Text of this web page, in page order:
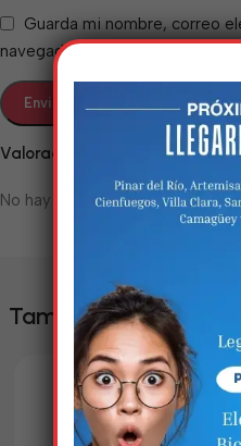
Valoraciones
No hay valoraciones aún.
Guarda mi nombre, correo
navegador para la próxima vez
También te puede
Estamos
Em breve,
disponível
incríveis.
paciência e